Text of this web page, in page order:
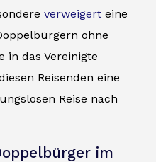
verweigert eine
ohne
in das Vereinigte
Reisenden eine
Reise nach
im